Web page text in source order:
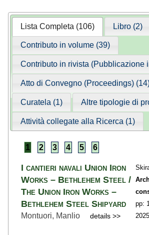
Lista Completa (106) Libro (2)
Contributo in volume (39)
Contributo in rivista (Pubblicazione
Atto di Convegno (Proceedings)
Curatela (1) Altre tipologie di
Attività collegate alla Ricerca (1)
1 2 3 4 5 6
I cantieri navali Union Iron
Works – Bethlehem Steel /
The Union Iron Works –
Bethlehem Steel Shipyard
Montuori, Manlio details >>
pp:
2025